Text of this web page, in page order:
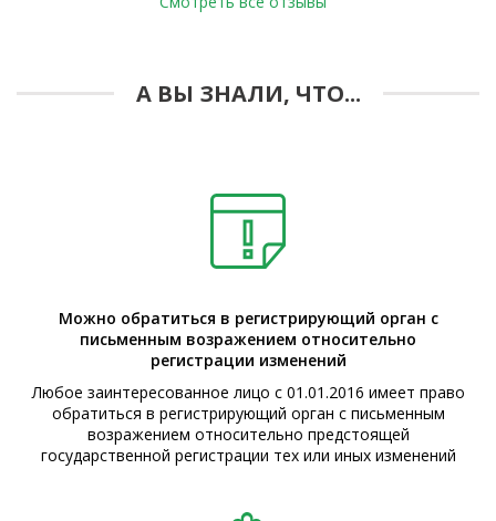
А ВЫ ЗНАЛИ, ЧТО...
Можно обратиться в регистрирующий орган с
письменным возражением относительно
регистрации изменений
Любое заинтересованное лицо с 01.01.2016 имеет право
обратиться в регистрирующий орган с письменным
возражением относительно предстоящей
государственной регистрации тех или иных изменений